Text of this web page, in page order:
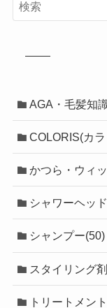
AGA・毛髪知
COLORIS(カ
かつら・ウィ
シャワーヘッ
シャンプー(50)
スタイリング
トリートメン